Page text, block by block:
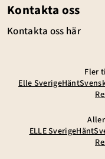
Kontakta oss
Kontakta oss här
Fler
Elle SverigeHänt
ELLE SverigeHänt